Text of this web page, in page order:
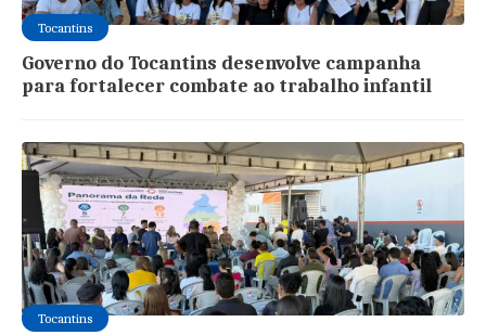
Tocantins
Governo do Tocantins desenvolve campanha
para fortalecer combate ao trabalho infantil
Tocantins